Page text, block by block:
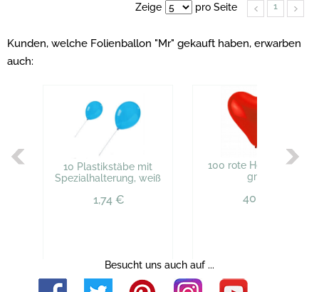
Zeige pro Seite 1
Kunden, welche Folienballon "Mr" gekauft haben, erwarben
auch:
10 Plastikstäbe mit
Spezialhalterung, weiß
1,74 €
100 rote Herzballons,
groß
40,93 €
Besucht uns auch auf ...